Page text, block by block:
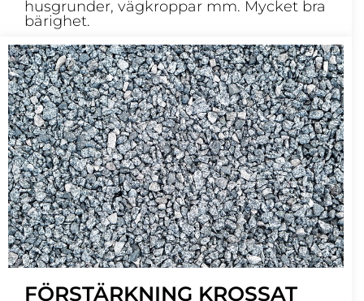
husgrunder, vägkroppar mm. Mycket bra
bärighet.
FÖRSTÄRKNING KROSSAT